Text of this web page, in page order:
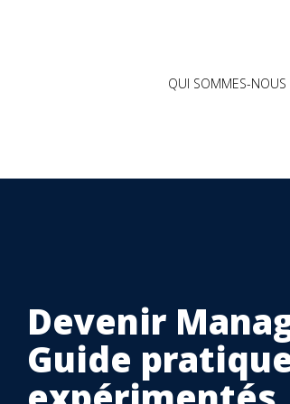
QUI SOMMES-NOUS
Devenir
Guide